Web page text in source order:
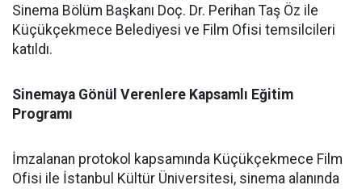
Sinema Bölüm Başkanı Doç. Dr. Perihan Taş Öz ile
Küçükçekmece Belediyesi ve Film Ofisi temsilcileri
katıldı.
Sinemaya Gönül Verenlere Kapsamlı Eğitim
Programı
İmzalanan protokol kapsamında Küçükçekmece Film
Ofisi ile İstanbul Kültür Üniversitesi, sinema alanında